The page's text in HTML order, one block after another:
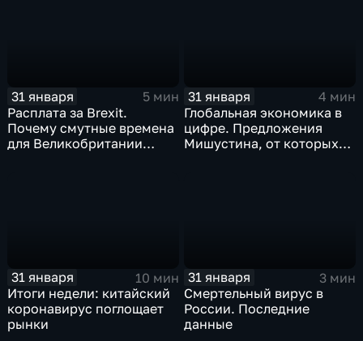
31 января
5 мин
Расплата за Brexit.
Почему смутные времена
для Великобритании
31 января
4 мин
Глобальная экономика в
цифре. Предложения
Мишустина, от которых
31 января
10 мин
Итоги недели: китайский
коронавирус поглощает
рынки
31 января
3 мин
Смертельный вирус в
России. Последние
данные